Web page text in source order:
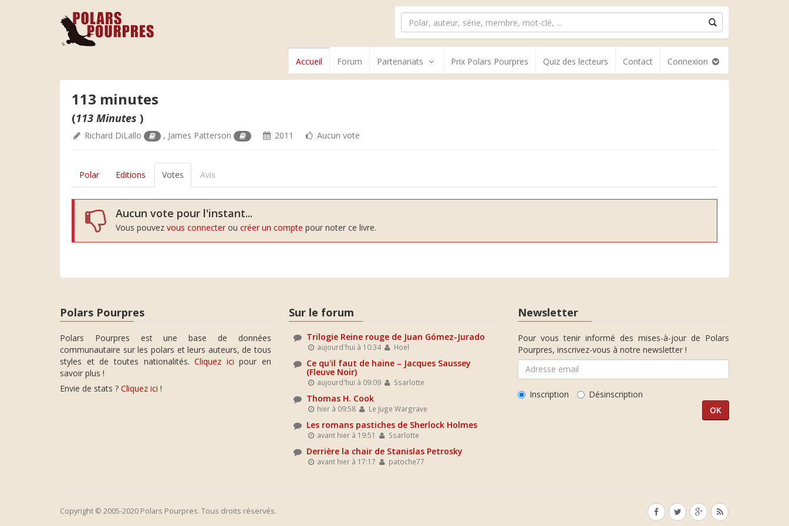
Accueil Forum Partenariats Prix Polars Pourpres Quiz des lecteurs Contact Connexion
113 minutes
(113 Minutes )
Richard DiLallo , James Patterson 2011 Aucun vote
Polar Editions Votes Avis
Aucun vote pour l'instant...
Vous pouvez vous connecter ou créer un compte pour noter ce livre.
Polars Pourpres
Polars Pourpres est une base de données
communautaire sur les polars et leurs auteurs, de tous
styles et de toutes nationalités.Cliquez ici pour en
savoir plus !
Envie de stats ? Cliquez ici !
Sur le forum
Trilogie Reine rouge de Juan Gómez-Jurado
aujourd'hui à 10:34 Hoel
Ce qu'il faut de haine – Jacques Saussey
(Fleuve Noir)
aujourd'hui à 09:09 Ssarlotte
Thomas H. Cook
hier à 09:58 Le Juge Wargrave
Les romans pastiches de Sherlock Holmes
avant hier à 19:51 Ssarlotte
Derrière la chair de Stanislas Petrosky
avant hier à 17:17 patoche77
Newsletter
Pour vous tenir informé des mises-à-jour de Polars
Pourpres, inscrivez-vous à notre newsletter !
Inscription Désinscription
Copyright © 2005-2020 Polars Pourpres. Tous droits réservés.